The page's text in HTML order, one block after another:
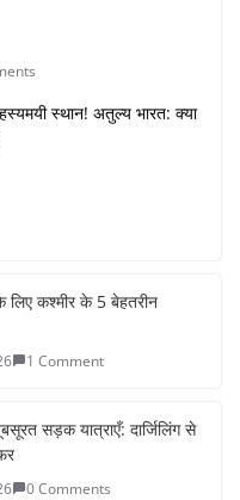
स्थान! अतुल्य भारत: क्या
लिए कश्मीर के 5 बेहतरीन
1 Comment
सड़क यात्राएँ: दार्जिलिंग से
0 Comments